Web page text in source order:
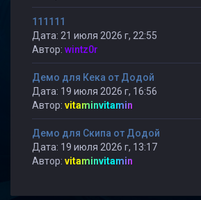
111111
Дата: 21 июля 2026 г, 22:55
Автор: wintz0r
Демо для Кека от Додой
Дата: 19 июля 2026 г, 16:56
Автор: vitaminvitamin
Демо для Скипа от Додой
Дата: 19 июля 2026 г, 13:17
Автор: vitaminvitamin